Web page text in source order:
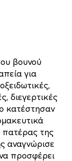
βουνού
για
διεγερτικές
κατέστησαν
της
αναγνώρισε
προσφέρει